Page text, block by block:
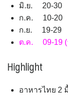
มิ.ย. 20-30
ก.ค. 10-20
ก.ย. 19-29
ต.ค. 09-19 (
Highlight
อาหารไทย 2